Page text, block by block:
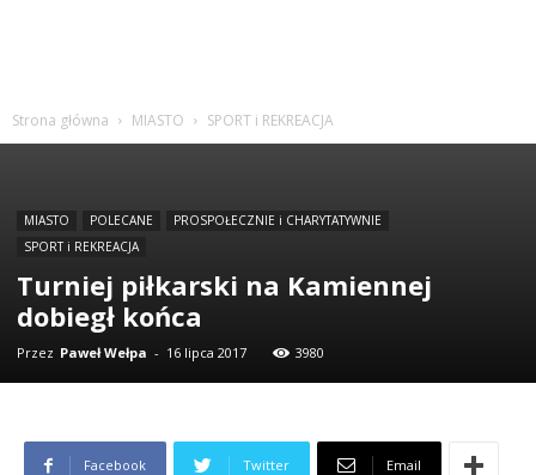
Strona główna MIASTO SPORT i REKREACJA
MIASTO POLECANE
PROSPOŁECZNIE i CHARYTATYWNIE
SPORT i REKREACJA
Turniej piłkarski na Kamiennej
dobiegł końca
Przez Paweł Wełpa - 16 lipca 2017 3980
Facebook Twitter Email